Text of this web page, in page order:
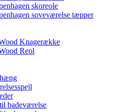
skoreole
soveværelse tæpper
Knagerække
Reol
badeværelse